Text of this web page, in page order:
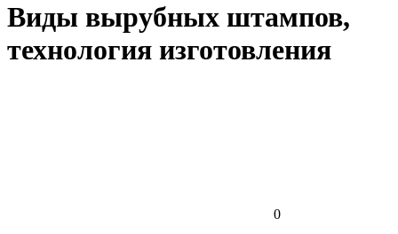
Виды вырубных штампов,
технология изготовления
0